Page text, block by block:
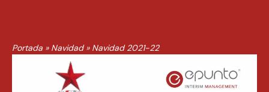
Portada » Navidad» Navidad 2021-22